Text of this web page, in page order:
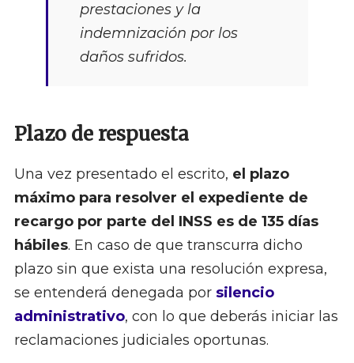
prestaciones y la
indemnización por los
daños sufridos.
Plazo de respuesta
Una vez presentado el escrito, el plazo
máximo para resolver el expediente de
recargo por parte del INSS es de 135 días
hábiles. En caso de que transcurra dicho
plazo sin que exista una resolución expresa,
se entenderá denegada por silencio
administrativo, con lo que deberás iniciar las
reclamaciones judiciales oportunas.